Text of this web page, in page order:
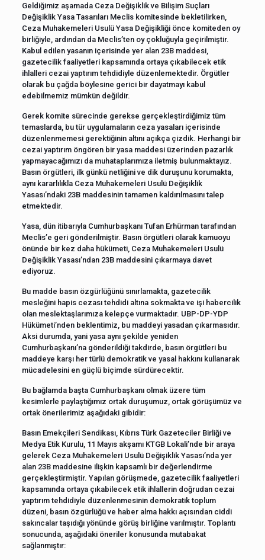
Geldiğimiz aşamada Ceza Değişiklik ve Bilişim Suçları
Değişiklik Yasa Tasarıları Meclis komitesinde bekletilirken,
Ceza Muhakemeleri Usulü Yasa Değişikliği önce komiteden oy
birliğiyle, ardından da Meclis’ten oy çokluğuyla geçirilmiştir.
Kabul edilen yasanın içerisinde yer alan 23B maddesi,
gazetecilik faaliyetleri kapsamında ortaya çıkabilecek etik
ihlalleri cezai yaptırım tehdidiyle düzenlemektedir. Örgütler
olarak bu çağda böylesine gerici bir dayatmayı kabul
edebilmemiz mümkün değildir.
Gerek komite sürecinde gerekse gerçekleştirdiğimiz tüm
temaslarda, bu tür uygulamaların ceza yasaları içerisinde
düzenlenmemesi gerektiğinin altını açıkça çizdik. Herhangi bir
cezai yaptırım öngören bir yasa maddesi üzerinden pazarlık
yapmayacağımızı da muhataplarımıza iletmiş bulunmaktayız.
Basın örgütleri, ilk günkü netliğini ve dik duruşunu korumakta,
aynı kararlılıkla Ceza Muhakemeleri Usulü Değişiklik
Yasası’ndaki 23B maddesinin tamamen kaldırılmasını talep
etmektedir.
Yasa, dün itibarıyla Cumhurbaşkanı Tufan Erhürman tarafından
Meclis’e geri gönderilmiştir. Basın örgütleri olarak kamuoyu
önünde bir kez daha hükümeti, Ceza Muhakemeleri Usulü
Değişiklik Yasası’ndan 23B maddesini çıkarmaya davet
ediyoruz.
Bu madde basın özgürlüğünü sınırlamakta, gazetecilik
mesleğini hapis cezası tehdidi altına sokmakta ve işi habercilik
olan meslektaşlarımıza kelepçe vurmaktadır. UBP-DP-YDP
Hükümeti’nden beklentimiz, bu maddeyi yasadan çıkarmasıdır.
Aksi durumda, yani yasa aynı şekilde yeniden
Cumhurbaşkanı’na gönderildiği takdirde, basın örgütleri bu
maddeye karşı her türlü demokratik ve yasal hakkını kullanarak
mücadelesini en güçlü biçimde sürdürecektir.
Bu bağlamda başta Cumhurbaşkanı olmak üzere tüm
kesimlerle paylaştığımız ortak duruşumuz, ortak görüşümüz ve
ortak önerilerimiz aşağıdaki gibidir:
Basın Emekçileri Sendikası, Kıbrıs Türk Gazeteciler Birliği ve
Medya Etik Kurulu, 11 Mayıs akşamı KTGB Lokali’nde bir araya
gelerek Ceza Muhakemeleri Usulü Değişiklik Yasası’nda yer
alan 23B maddesine ilişkin kapsamlı bir değerlendirme
gerçekleştirmiştir. Yapılan görüşmede, gazetecilik faaliyetleri
kapsamında ortaya çıkabilecek etik ihlallerin doğrudan cezai
yaptırım tehdidiyle düzenlenmesinin demokratik toplum
düzeni, basın özgürlüğü ve haber alma hakkı açısından ciddi
sakıncalar taşıdığı yönünde görüş birliğine varılmıştır. Toplantı
sonucunda, aşağıdaki öneriler konusunda mutabakat
sağlanmıştır: